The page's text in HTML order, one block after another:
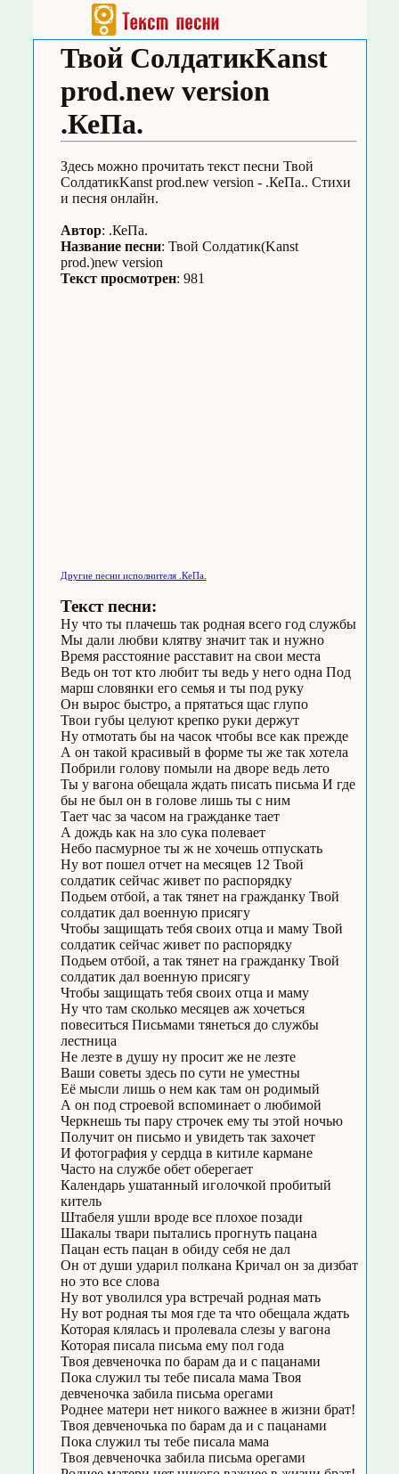
Твой СолдатикKanst
prod.new version
.КеПа.
Здесь можно прочитать текст песни Твой
СолдатикKanst prod.new version - .КеПа.. Стихи
и песня онлайн.
Автор: .КеПа.
Название песни: Твой Солдатик(Kanst
prod.)new version
Текст просмотрен: 981
Другие песни исполнителя .КеПа.
Текст песни:
Ну что ты плачешь так родная всего год службы
Мы дали любви клятву значит так и нужно
Время расстояние расставит на свои места
Ведь он тот кто любит ты ведь у него одна Под
марш словянки его семья и ты под руку
Он вырос быстро, а прятаться щас глупо
Твои губы целуют крепко руки держут
Ну отмотать бы на часок чтобы все как прежде
А он такой красивый в форме ты же так хотела
Побрили голову помыли на дворе ведь лето
Ты у вагона обещала ждать писать письма И где
бы не был он в голове лишь ты с ним
Тает час за часом на гражданке тает
А дождь как на зло сука полевает
Небо пасмурное ты ж не хочешь отпускать
Ну вот пошел отчет на месяцев 12 Твой
солдатик сейчас живет по распорядку
Подьем отбой, а так тянет на гражданку Твой
солдатик дал военную присягу
Чтобы защищать тебя своих отца и маму Твой
солдатик сейчас живет по распорядку
Подьем отбой, а так тянет на гражданку Твой
солдатик дал военную присягу
Чтобы защищать тебя своих отца и маму
Ну что там сколько месяцев аж хочеться
повеситься Письмами тянеться до службы
лестница
Не лезте в душу ну просит же не лезте
Ваши советы здесь по сути не уместны
Её мысли лишь о нем как там он родимый
А он под строевой вспоминает о любимой
Черкнешь ты пару строчек ему ты этой ночью
Получит он письмо и увидеть так захочет
И фотография у сердца в китиле кармане
Часто на службе обет оберегает
Календарь ушатанный иголочкой пробитый
китель
Штабеля ушли вроде все плохое позади
Шакалы твари пытались прогнуть пацана
Пацан есть пацан в обиду себя не дал
Он от души ударил полкана Кричал он за дизбат
но это все слова
Ну вот уволился ура встречай родная мать
Ну вот родная ты моя где та что обещала ждать
Которая клялась и пролевала слезы у вагона
Которая писала письма ему пол года
Твоя девченочка по барам да и с пацанами
Пока служил ты тебе писала мама Твоя
девченочка забила письма орегами
Роднее матери нет никого важнее в жизни брат!
Твоя девченочька по барам да и с пацанами
Пока служил ты тебе писала мама
Твоя девченочка забила письма орегами